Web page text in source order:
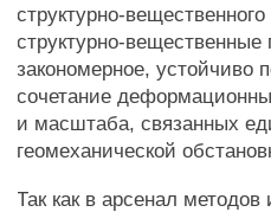
структурно-
структурно-
закономерное, устойчиво
сочетание
и масштаба, связанных
геомеханической
Так как в арсенал